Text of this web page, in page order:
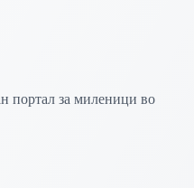
портал за миленици во